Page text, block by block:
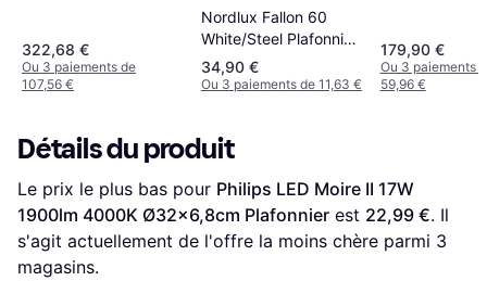
322,68 €
Ou 3 paiements de
107,56 €
Nordlux Fallon 60
White/Steel Plafonnier
∅ 10cm
34,90 €
Ou 3 paiements de 11,63 €
179,90 €
Ou 3 paiements
59,96 €
Détails du produit
Le prix le plus bas pour Philips LED Moire II 17W
1900lm 4000K Ø32x6,8cm Plafonnier est 22,99 €. Il
s'agit actuellement de l'offre la moins chère parmi 3
magasins.